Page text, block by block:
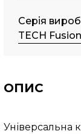
Серія
TECH Fusion
ОПИС
Універсальна